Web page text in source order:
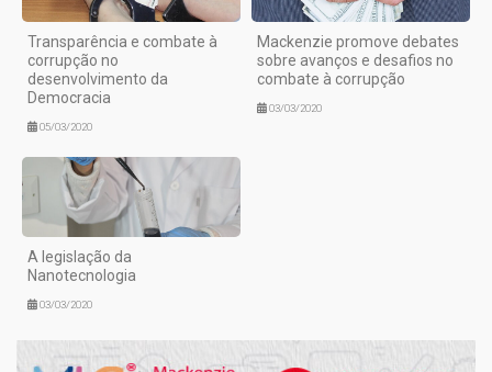
Transparência e combate à
corrupção no
desenvolvimento da
Democracia
05/03/2020
Mackenzie promove debates
sobre avanços e desafios no
combate à corrupção
03/03/2020
A legislação da
Nanotecnologia
03/03/2020